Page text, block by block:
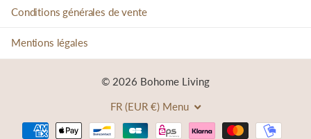
Conditions générales de vente
Mentions légales
© 2026 Bohome Living
FR (EUR €) Menu